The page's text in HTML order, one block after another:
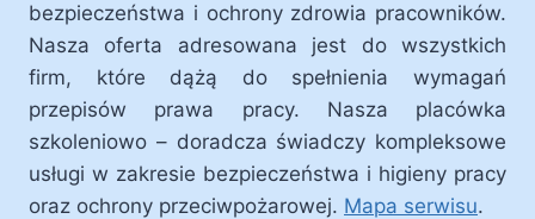
bezpieczeństwa i ochrony zdrowia pracowników.
Nasza oferta adresowana jest do wszystkich
firm, które dążą do spełnienia wymagań
przepisów prawa pracy. Nasza placówka
szkoleniowo – doradcza świadczy kompleksowe
usługi w zakresie bezpieczeństwa i higieny pracy
oraz ochrony przeciwpożarowej. Mapa serwisu.